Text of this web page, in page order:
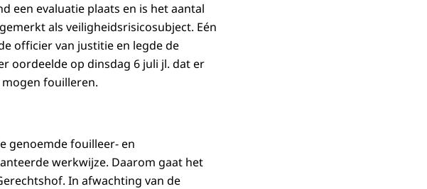
een evaluatie plaats en is het aantal
als veiligheidsrisicosubject. Eén
officier van justitie en legde de
oordeelde op dinsdag 6 juli jl. dat er
fouilleren.
genoemde fouilleer- en
werkwijze. Daarom gaat het
In afwachting van de